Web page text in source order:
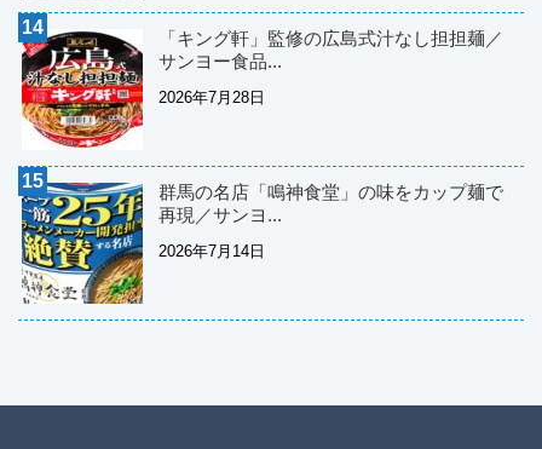
「キング軒」監修の広島式汁なし担担麺／
サンヨー食品...
2026年7月28日
群馬の名店「鳴神食堂」の味をカップ麺で
再現／サンヨ...
2026年7月14日